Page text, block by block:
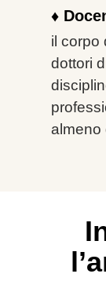
♦
il corpo
dottori
almeno